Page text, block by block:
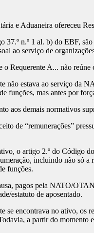
e Aduaneira ofereceu
n.º 1 al. b) do EBF,
ao serviço de
A... não reúne
estava ao serviço da
funções, mas antes por
aos demais normativos
de “remunerações”
o artigo 2.º do Código do
incluindo não só a
funções.
pagos pela NATO/
estatuto de aposentado.
encontrava no ativo, os
a partir do